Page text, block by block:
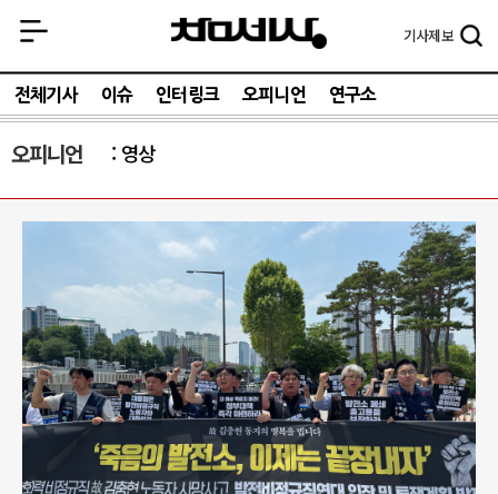
기사제보
전체기사 이슈 인터링크 오피니언 연구소
오피니언 영상